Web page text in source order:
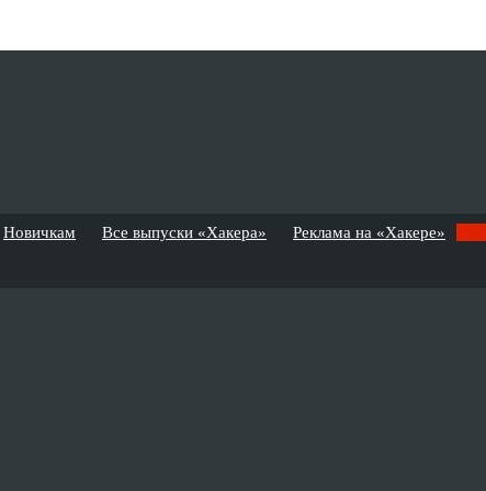
Новичкам Все выпуски «Хакера» Реклама на «Хакере»